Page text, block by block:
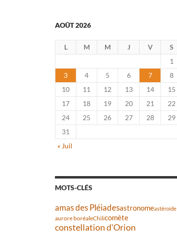
AOÛT 2026
L M M J V S
1
3
4 5 6 7 8
10
11 12 13 14 15
17
18 19 20 21 22
24
25 26 27 28 29
31
« Juil
MOTS-CLÉS
amas des Pléiadesastronomeastéroïde
aurore boréaleChilicomète
constellation d'Orion